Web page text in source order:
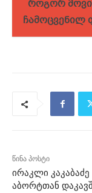
როგორ
წინა პოსტი
ირაკლი კაკაბაძე
აბორტთან